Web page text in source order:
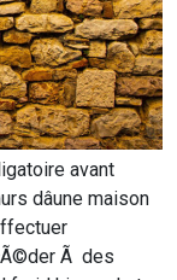
avant
dâune maison
Ã des